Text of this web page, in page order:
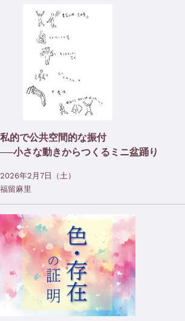
私的で公共空間的な振付
──小さな動きからつくるミニ盆踊り
2026年2月7日（土）
福留麻里